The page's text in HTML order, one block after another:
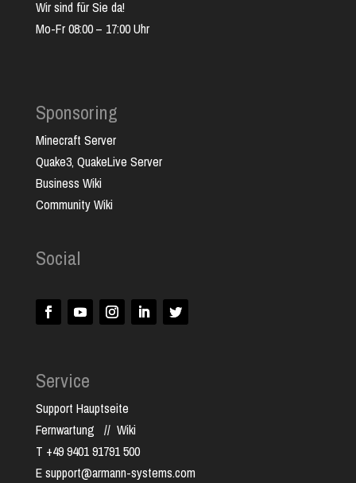
Wir sind für Sie da!
Mo-Fr 08:00 – 17:00 Uhr
Sponsoring
Minecraft Server
Quake3, QuakeLive Server
Business Wiki
Community Wiki
Social
Service
Support Hauptseite
Fernwartung // Wiki
T +49 9401 91791 500
E support@armann-systems.com